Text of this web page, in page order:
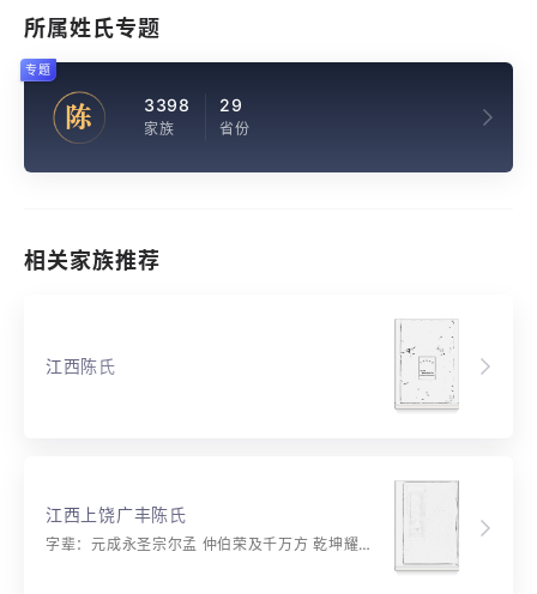
所属姓氏专题
陈 3398
家族
29
省份
专题
相关家族推荐
江西陈氏
江西上饶广丰陈氏
字辈：元成永圣宗尔孟 仲伯荣及千万方 乾坤耀神明 海岳瑞奇英 玉石精雕琢 佳器自应呈 鹏翔万里程 英雄绘宏图